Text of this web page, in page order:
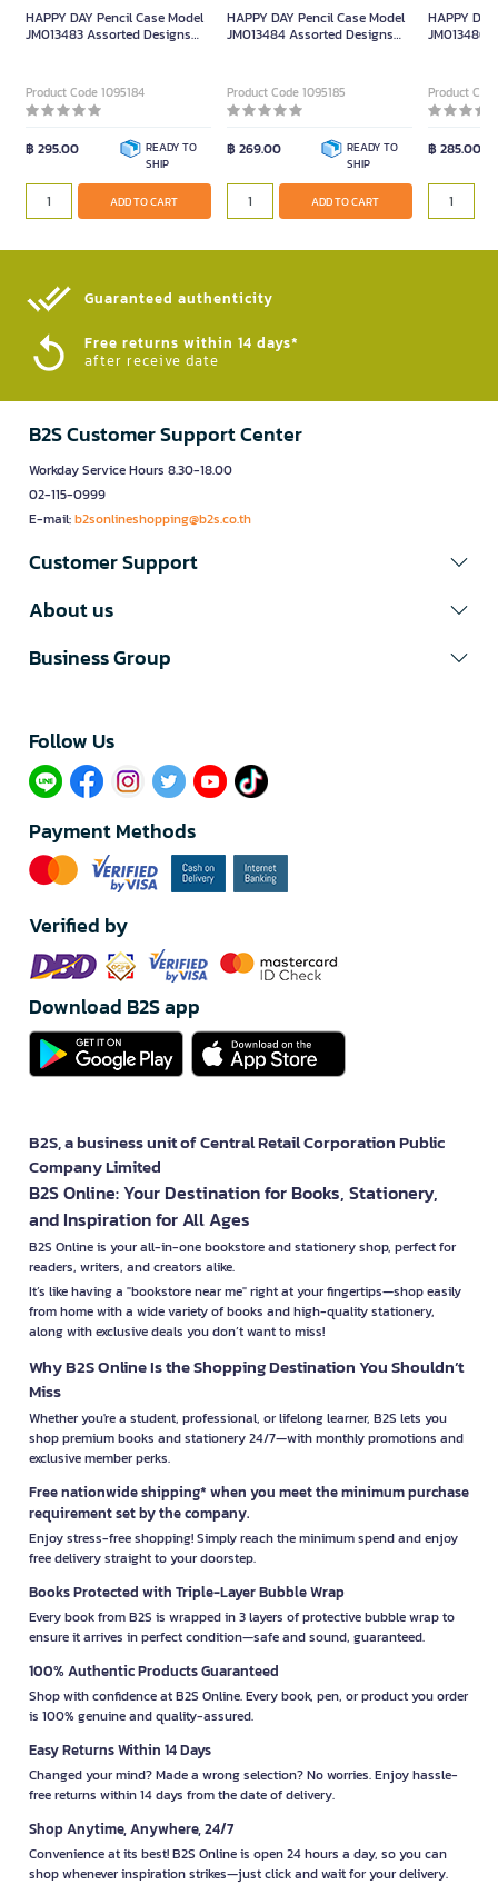
HAPPY DAY Pencil Case Model
JM013483 Assorted Designs
Product Code 1095184
฿ 295.00
READY TO
SHIP
ADD TO CART
HAPPY DAY Pencil Case Model
JM013484 Assorted Designs
Product Code 1095185
฿ 269.00
READY TO
SHIP
ADD TO CART
HAPPY
JM013486
Product
฿ 285.00
Guaranteed authenticity​
Free returns within 14 days*
after receive date
B2S Customer Support Center
Workday Service Hours 8.30-18.00
02-115-0999
E-mail:b2sonlineshopping@b2s.co.th
Customer Support
About us
Business Group
Follow Us​
Payment Methods
Verified by
Download B2S app
B2S, a business unit of Central Retail Corporation Public
Company Limited
B2S Online: Your Destination for Books, Stationery,
and Inspiration for All Ages
B2S Online is your all-in-one bookstore and stationery shop, perfect for
readers, writers, and creators alike.
It’s like having a "bookstore near me" right at your fingertips—shop easily
from home with a wide variety of books and high-quality stationery,
along with exclusive deals you don’t want to miss!
Why B2S Online Is the Shopping Destination You Shouldn’t
Miss
Whether you're a student, professional, or lifelong learner, B2S lets you
shop premium books and stationery 24/7—with monthly promotions and
exclusive member perks.
Free nationwide shipping* when you meet the minimum purchase
requirement set by the company.
Enjoy stress-free shopping! Simply reach the minimum spend and enjoy
free delivery straight to your doorstep.
Books Protected with Triple-Layer Bubble Wrap
Every book from B2S is wrapped in 3 layers of protective bubble wrap to
ensure it arrives in perfect condition—safe and sound, guaranteed.
100% Authentic Products Guaranteed
Shop with confidence at B2S Online. Every book, pen, or product you order
is 100% genuine and quality-assured.
Easy Returns Within 14 Days
Changed your mind? Made a wrong selection? No worries. Enjoy hassle-
free returns within 14 days from the date of delivery.
Shop Anytime, Anywhere, 24/7
Convenience at its best! B2S Online is open 24 hours a day, so you can
shop whenever inspiration strikes—just click and wait for your delivery.